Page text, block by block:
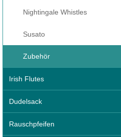
Nightingale Whistles
Susato
Zubehör
Irish Flutes
Dudelsack
Rauschpfeifen